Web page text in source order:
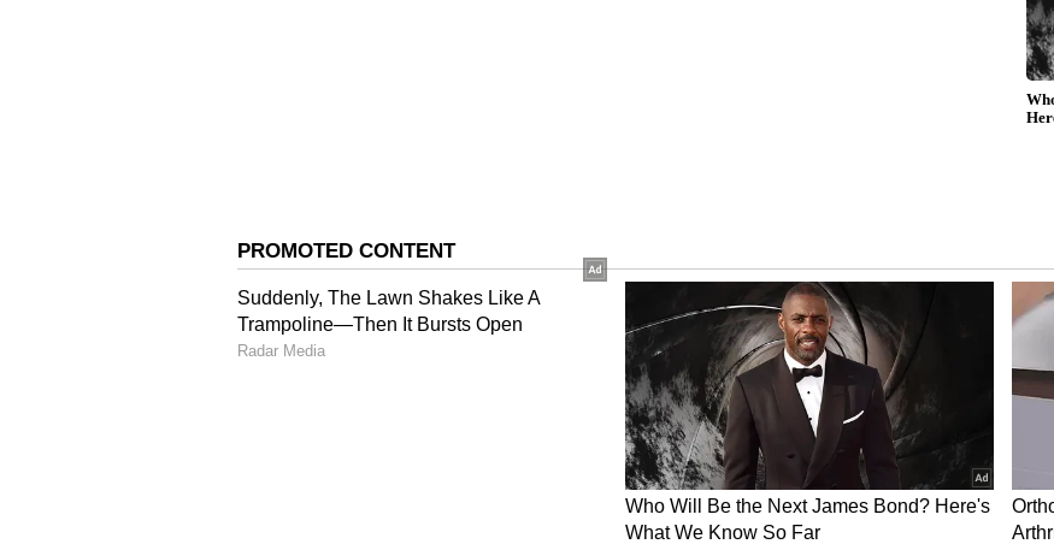
விலை CNY 2,199 (தோராயமாக ரூ. 24,900) என்று நிர்ணயிக்கப்பட்டுள்ளது.
இந்திய விலைகள் குறித்த விவரங்கள் எதுவும் இதுவரை கிடைக்கவில்லை.
இருப்பினும் ரெட்மி நோட் 12 ப்ரோ பிளஸ் ரூ.30,000 வரை இருக்கம் என்று
எதிர்பார்க்கப்படுகிறது.